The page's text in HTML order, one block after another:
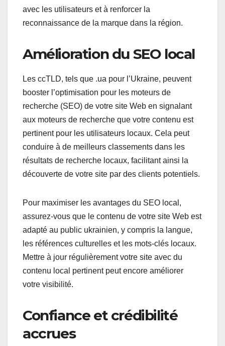
avec les utilisateurs et à renforcer la
reconnaissance de la marque dans la région.
Amélioration du SEO local
Les ccTLD, tels que .ua pour l’Ukraine, peuvent
booster l’optimisation pour les moteurs de
recherche (SEO) de votre site Web en signalant
aux moteurs de recherche que votre contenu est
pertinent pour les utilisateurs locaux. Cela peut
conduire à de meilleurs classements dans les
résultats de recherche locaux, facilitant ainsi la
découverte de votre site par des clients potentiels.
Pour maximiser les avantages du SEO local,
assurez-vous que le contenu de votre site Web est
adapté au public ukrainien, y compris la langue,
les références culturelles et les mots-clés locaux.
Mettre à jour régulièrement votre site avec du
contenu local pertinent peut encore améliorer
votre visibilité.
Confiance et crédibilité
accrues